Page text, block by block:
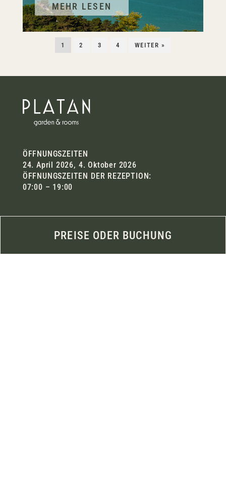
PREISE ODER BUCHUNG
MEHR LESEN
1 2 3 4 WEITER »
ÖFFNUNGSZEITEN
24. April 2026, 4. Oktober 2026
ÖFFNUNGSZEITEN DER REZEPTION:
07:00 – 19:00
Telefon: +36 30 997 5411
Adresse: 8621 Zamárdi, Damjanich u. 2/b.